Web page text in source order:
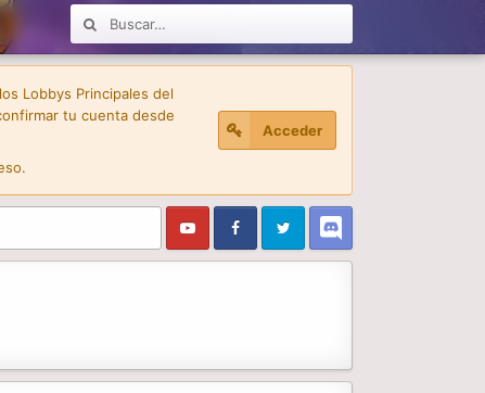
Lobbys Principales del
tu cuenta desde
Acceder